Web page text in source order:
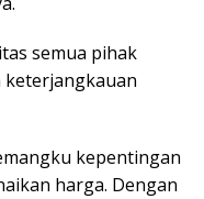
semua pihak
keterjangkauan
kepentingan
harga. Dengan